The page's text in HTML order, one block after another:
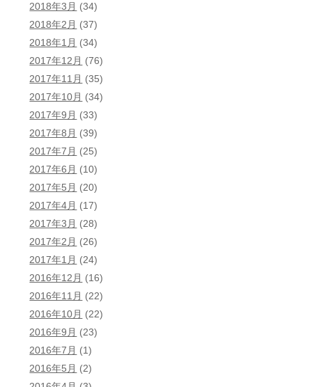
2018年3月 (34)
2018年2月 (37)
2018年1月 (34)
2017年12月 (76)
2017年11月 (35)
2017年10月 (34)
2017年9月 (33)
2017年8月 (39)
2017年7月 (25)
2017年6月 (10)
2017年5月 (20)
2017年4月 (17)
2017年3月 (28)
2017年2月 (26)
2017年1月 (24)
2016年12月 (16)
2016年11月 (22)
2016年10月 (22)
2016年9月 (23)
2016年7月 (1)
2016年5月 (2)